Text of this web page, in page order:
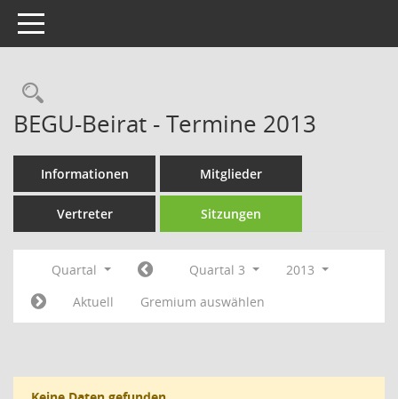
Toggle navigation
Rechercheauswahl
BEGU-Beirat - Termine 2013
Informationen Mitglieder
Vertreter Sitzungen
Quartal Quartal 3
2013
Aktuell
Gremium auswählen